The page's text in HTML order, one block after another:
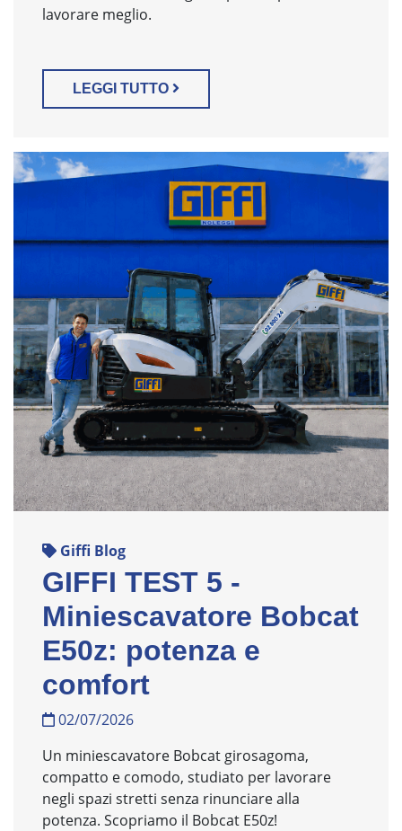
lavorare meglio.
LEGGI TUTTO
Giffi Blog
GIFFI TEST 5 -
Miniescavatore Bobcat
E50z: potenza e
comfort
02/07/2026
Un miniescavatore Bobcat girosagoma,
compatto e comodo, studiato per lavorare
negli spazi stretti senza rinunciare alla
potenza. Scopriamo il Bobcat E50z!